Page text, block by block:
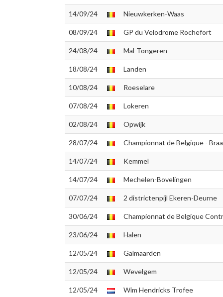
14/09/24 Nieuwkerken-Waas
08/09/24 GP du Velodrome Rochefort
24/08/24 Mal-Tongeren
18/08/24 Landen
10/08/24 Roeselare
07/08/24 Lokeren
02/08/24 Opwijk
28/07/24 Championnat de Belgique -
14/07/24 Kemmel
14/07/24 Mechelen-Bovelingen
07/07/24 2 districtenpijl Ekeren-Deurne
30/06/24 Championnat de Belgique
23/06/24 Halen
12/05/24 Galmaarden
12/05/24 Wevelgem
12/05/24 Wim Hendricks Trofee